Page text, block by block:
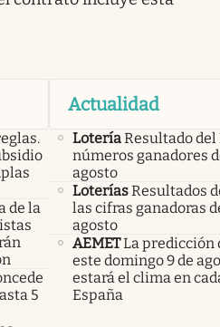
de la
5
Actualidad
LoteríaResultado del
números ganadores
agosto
LoteríasResultados
las cifras ganadoras
agosto
AEMETLa predicción
este domingo 9 de
estará el clima en
España